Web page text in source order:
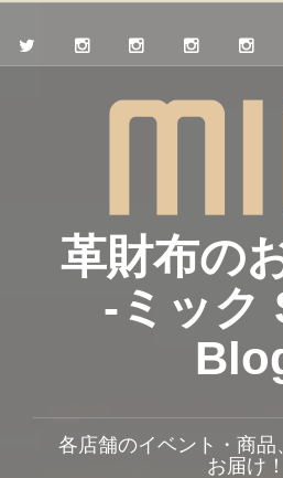
革財布の
-ミック
各店舗のイベント・商品
お届け！